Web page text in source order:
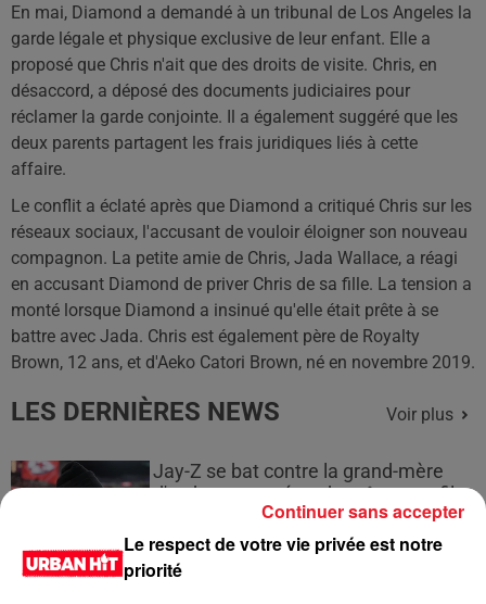
En mai, Diamond a demandé à un tribunal de Los Angeles la
garde légale et physique exclusive de leur enfant. Elle a
proposé que Chris n'ait que des droits de visite. Chris, en
désaccord, a déposé des documents judiciaires pour
réclamer la garde conjointe. Il a également suggéré que les
deux parents partagent les frais juridiques liés à cette
affaire.
Le conflit a éclaté après que Diamond a critiqué Chris sur les
réseaux sociaux, l'accusant de vouloir éloigner son nouveau
compagnon. La petite amie de Chris, Jada Wallace, a réagi
en accusant Diamond de priver Chris de sa fille. La tension a
monté lorsque Diamond a insinué qu'elle était prête à se
battre avec Jada. Chris est également père de Royalty
Brown, 12 ans, et d'Aeko Catori Brown, né en novembre 2019.
LES DERNIÈRES NEWS Voir plus
Jay-Z se bat contre la grand-mère
d'un homme prétendant être son fils
Le respect de votre vie privée est notre
priorité
Continuer sans accepter